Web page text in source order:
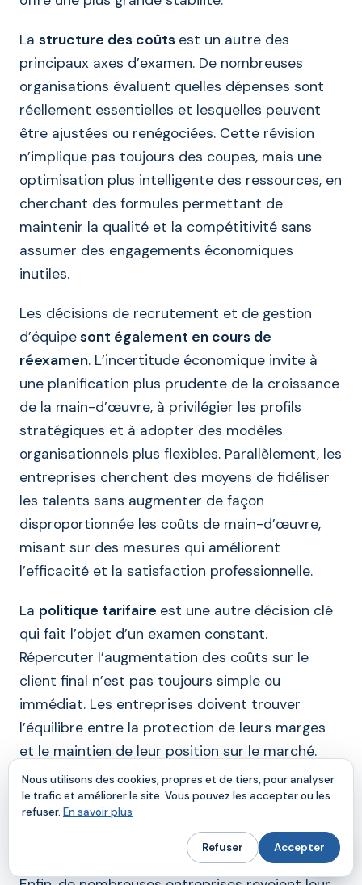
La structure des coûts est un autre des
principaux axes d’examen. De nombreuses
organisations évaluent quelles dépenses sont
réellement essentielles et lesquelles peuvent
être ajustées ou renégociées. Cette révision
n’implique pas toujours des coupes, mais une
optimisation plus intelligente des ressources, en
cherchant des formules permettant de
maintenir la qualité et la compétitivité sans
assumer des engagements économiques
inutiles.
Les décisions de recrutement et de gestion
d’équipesont également en cours de
réexamen. L’incertitude économique invite à
une planification plus prudente de la croissance
de la main-d’œuvre, à privilégier les profils
stratégiques et à adopter des modèles
organisationnels plus flexibles. Parallèlement, les
entreprises cherchent des moyens de fidéliser
les talents sans augmenter de façon
disproportionnée les coûts de main-d’œuvre,
misant sur des mesures qui améliorent
l’efficacité et la satisfaction professionnelle.
La politique tarifaire est une autre décision clé
qui fait l’objet d’un examen constant.
Répercuter l’augmentation des coûts sur le
client final n’est pas toujours simple ou
immédiat. Les entreprises doivent trouver
l’équilibre entre la protection de leurs marges
et le maintien de leur position sur le marché.
Cela implique d’analyser le comportement des
consommateurs, la sensibilité au prix et la
valeur différentielle offerte par le produit ou
Nous utilisons des cookies, propres et de tiers, pour analyser
le trafic et améliorer le site. Vous pouvez les accepter ou les
refuser. En savoir plus
Refuser Accepter